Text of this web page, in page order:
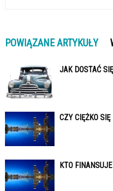
POWIĄZANE ARTYKUŁY
JAK DOSTAĆ
CZY CIĘŻKO
KTO